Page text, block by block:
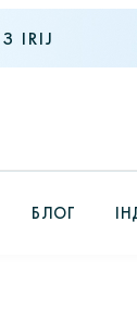
IRIJ
БЛОГ